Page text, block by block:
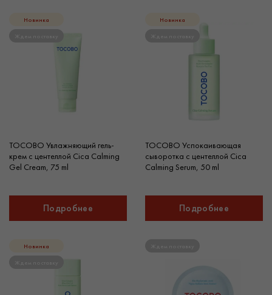
Новинка
TOCOBO Увлажняющий гель-
крем с центеллой Cica Calming
Gel Cream, 75 ml
Подробнее
Новинка
TOCOBO Успокаивающая
сыворотка с центеллой Cica
Calming Serum, 50 ml
Подробнее
Новинка